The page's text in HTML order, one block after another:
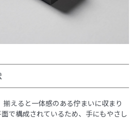
えると一体感のある佇まいに収まり
で構成されているため、手にもやさし